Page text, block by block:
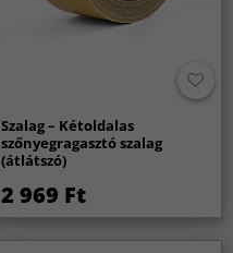
Szalag – Kétoldalas
szőnyegragasztó szalag
(átlátszó)
2 969 Ft